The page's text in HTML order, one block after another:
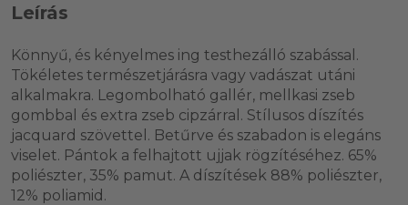
Leírás
Könnyű, és kényelmes ing testhezálló szabással.
Tökéletes természetjárásra vagy vadászat utáni
alkalmakra. Legombolható gallér, mellkasi zseb
gombbal és extra zseb cipzárral. Stílusos díszítés
jacquard szövettel. Betűrve és szabadon is elegáns
viselet. Pántok a felhajtott ujjak rögzítéséhez. 65%
poliészter, 35% pamut. A díszítések 88% poliészter,
12% poliamid.